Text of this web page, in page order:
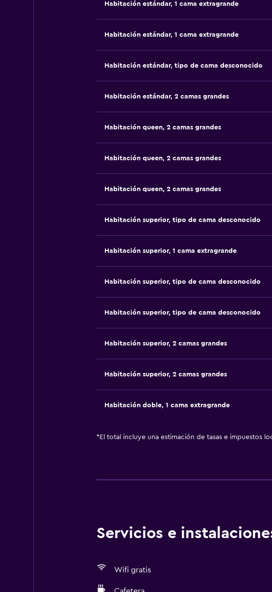
Habitación estándar, 1 cama extragrande
Habitación estándar, 1 cama extragrande
Habitación estándar, tipo de cama desconocido
Habitación estándar, 2 camas grandes
Habitación queen, 2 camas grandes
Habitación queen, 2 camas grandes
Habitación queen, 2 camas grandes
Habitación superior, tipo de cama desconocido
Habitación superior, 1 cama extragrande
Habitación superior, tipo de cama desconocido
Habitación superior, tipo de cama desconocido
Habitación superior, 2 camas grandes
Habitación superior, 2 camas grandes
Habitación doble, 1 cama extragrande
* El total incluye una estimación de tasas e impuestos
Servicios e
Wifi gratis